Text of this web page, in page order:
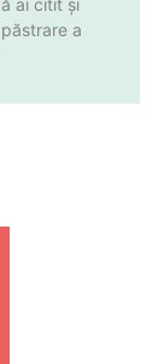
ai citit și
a